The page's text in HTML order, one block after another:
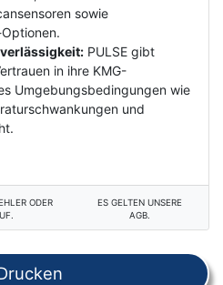
sowie
PULSE gibt
in ihre KMG-
Umgebungsbedingungen wie
und
ODER
ES GELTEN UNSERE
AGB.